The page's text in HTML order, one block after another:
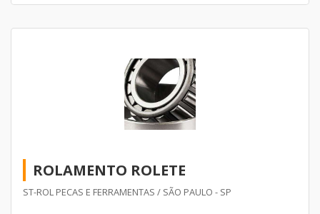
ROLAMENTO ROLETE
ST-ROL PECAS E FERRAMENTAS / SÃO PAULO - SP